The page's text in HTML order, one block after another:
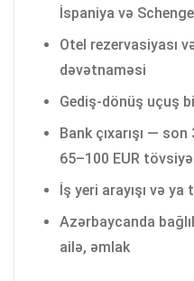
İspaniya və
Otel rezervasiyası
dəvətnaməsi
Gediş-dönüş uçuş
Bank çıxarışı —
65–100 EUR
İş yeri arayışı və ya
Azərbaycanda
ailə, əmlak